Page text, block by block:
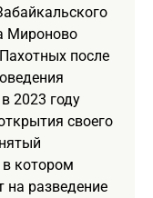
Мироново
после
2023 году
своего
в котором
на разведение